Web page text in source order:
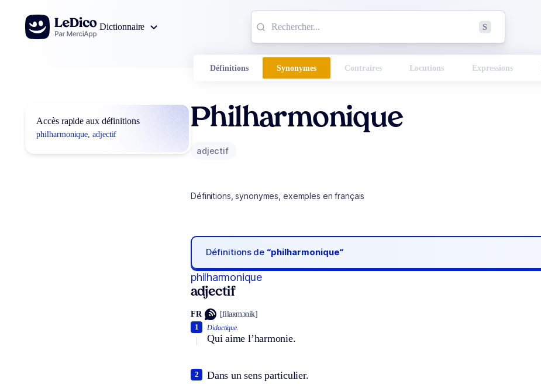
Aller au contenu
Dictionnaire
S
Définitions Synonymes Contraires Locutions Expressions
Accès rapide aux définitions
philharmonique, adjectif
Philharmonique
adjectif
Définitions, synonymes, exemples en français
Définitions de “philharmonique“
philharmonique
adjectif
FR [filaʀmɔnik]
Didactique.
Qui aime l’harmonie.
1
Dans un sens particulier.
2